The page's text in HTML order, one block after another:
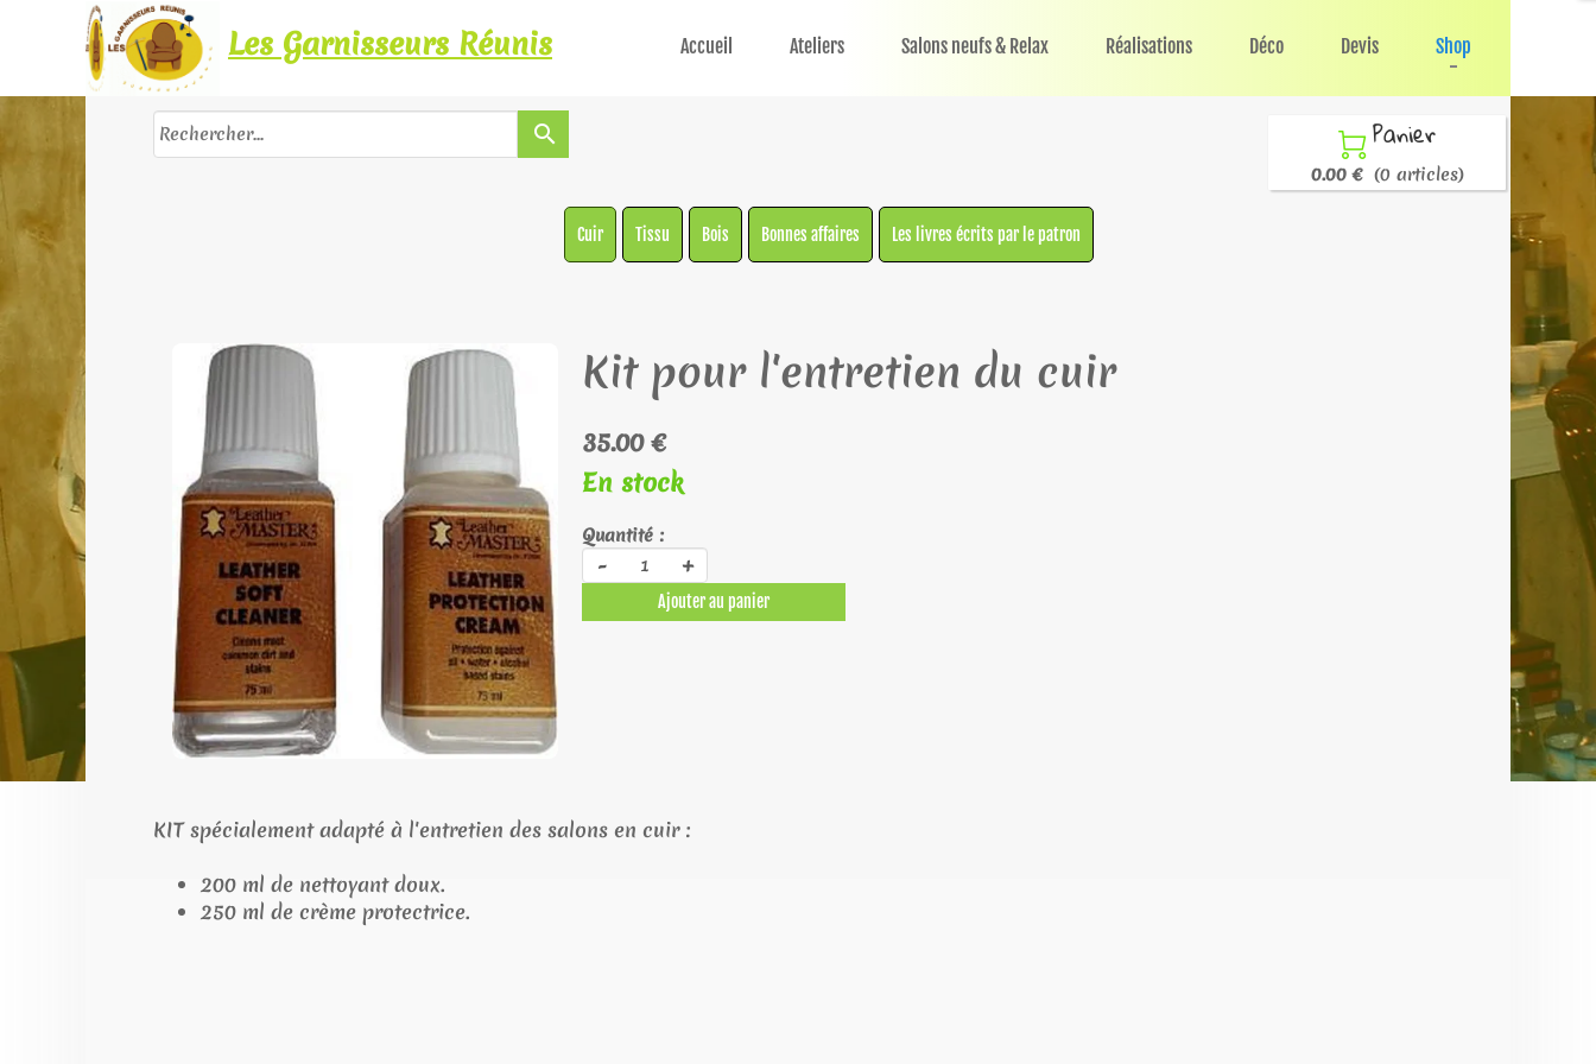
Les Garnisseurs Réunis Accueil Ateliers Salons neufs & Relax Réalisations Déco Devis Shop
search  Panier
0.00 € (0 articles)
Cuir Tissu Bois Bonnes affaires Les livres écrits par le patron
Kit pour l'entretien du cuir
35.00 €
En stock
Quantité :
- +
Ajouter au panier
KIT spécialement adapté à l'entretien des salons en cuir :
200 ml de nettoyant doux.
250 ml de crème protectrice.